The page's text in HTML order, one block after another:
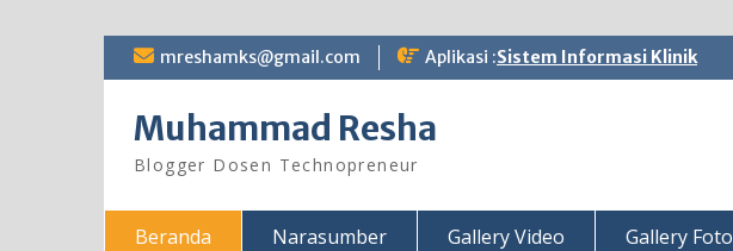
Skip mreshamks@gmail.com Aplikasi :Sistem Informasi Klinik
Muhammad Resha
Blogger Dosen Technopreneur
Beranda Narasumber Gallery Video Gallery Foto